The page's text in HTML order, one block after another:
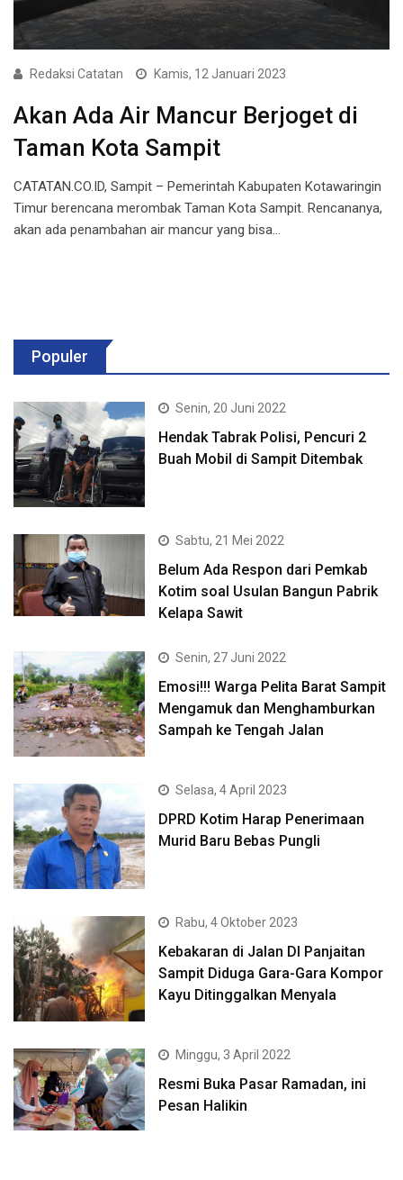
Redaksi Catatan Kamis, 12 Januari 2023
Akan Ada Air Mancur Berjoget di
Taman Kota Sampit
CATATAN.CO.ID, Sampit – Pemerintah Kabupaten Kotawaringin
Timur berencana merombak Taman Kota Sampit. Rencananya,
akan ada penambahan air mancur yang bisa…
Populer
Senin, 20 Juni 2022
Hendak Tabrak Polisi, Pencuri 2
Buah Mobil di Sampit Ditembak
Sabtu, 21 Mei 2022
Belum Ada Respon dari Pemkab
Kotim soal Usulan Bangun Pabrik
Kelapa Sawit
Senin, 27 Juni 2022
Emosi!!! Warga Pelita Barat Sampit
Mengamuk dan Menghamburkan
Sampah ke Tengah Jalan
Selasa, 4 April 2023
DPRD Kotim Harap Penerimaan
Murid Baru Bebas Pungli
Rabu, 4 Oktober 2023
Kebakaran di Jalan DI Panjaitan
Sampit Diduga Gara-Gara Kompor
Kayu Ditinggalkan Menyala
Minggu, 3 April 2022
Resmi Buka Pasar Ramadan, ini
Pesan Halikin